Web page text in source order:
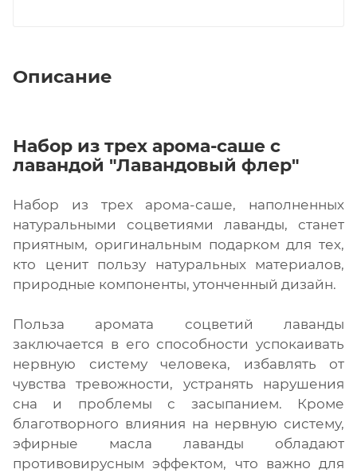
Описание
Набор из трех арома-саше с
лавандой "Лавандовый флер"
Набор из трех арома-саше, наполненных
натуральными соцветиями лаванды, станет
приятным, оригинальным подарком для тех,
кто ценит пользу натуральных материалов,
природные компоненты, утонченный дизайн.
Польза аромата соцветий лаванды
заключается в его способности успокаивать
нервную систему человека, избавлять от
чувства тревожности, устранять нарушения
сна и проблемы с засыпанием. Кроме
благотворного влияния на нервную систему,
эфирные масла лаванды обладают
противовирусным эффектом, что важно для